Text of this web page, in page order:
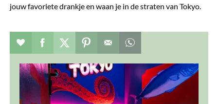
jouw favoriete drankje en waan je in de straten van Tokyo.
Verhaal toevoegen aan favorieten
Deel dit op facebook
Deel dit op twitter
Deel dit op pinterest